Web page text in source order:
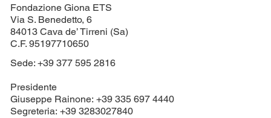
Fondazione Giona ETS
Via S. Benedetto, 6
84013 Cava de’ Tirreni (Sa)
C.F. 95197710650
Sede: +39 377 595 2816
Presidente
Giuseppe Rainone: +39 335 697 4440
Segreteria: +39 3283027840